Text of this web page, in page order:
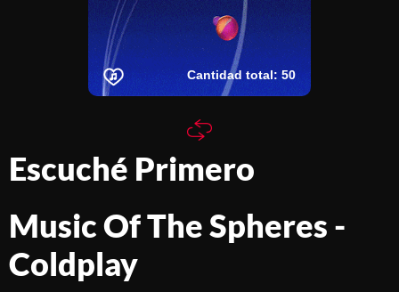
Cantidad total: 50
Card de edición limitada
Coleccionables Plugmusix
Escuché Primero
Music Of The Spheres -
Coldplay